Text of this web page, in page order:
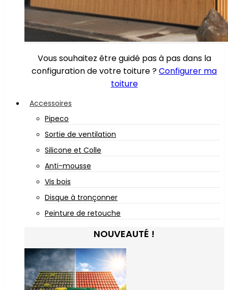
Vous souhaitez être guidé pas à pas dans la
configuration de votre toiture ?Configurer ma
toiture
Accessoires
Pipeco
Sortie de ventilation
Silicone et Colle
Anti-mousse
Vis bois
Disque à tronçonner
Peinture de retouche
NOUVEAUTÉ !